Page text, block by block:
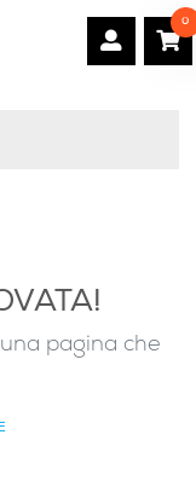
0
pagina che